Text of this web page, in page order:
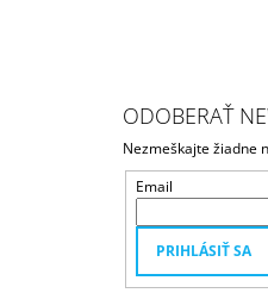
ODOBERAŤ
Nezmeškajte žiadne
Email
PRIHLÁSIŤ SA